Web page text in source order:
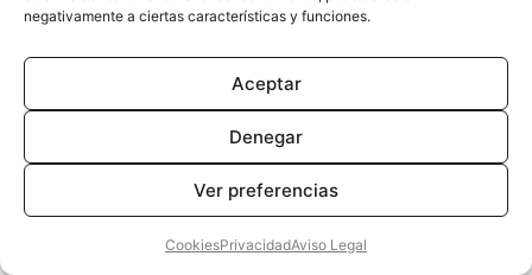
negativamente a ciertas características y funciones.
Aceptar
Denegar
Ver preferencias
CookiesPrivacidadAviso Legal